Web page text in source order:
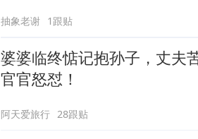
抽象老谢 1跟贴
婆婆临终惦记抱孙子，丈夫
官官怒怼！
阿天爱旅行 28跟贴